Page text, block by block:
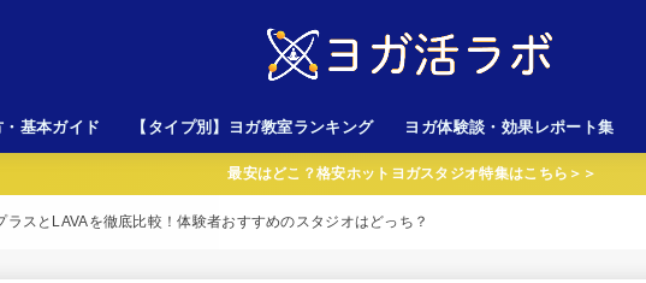
基本ガイド 【タイプ別】ヨガ教室ランキング
初心者向けスタジオ
料金が安いスタジオ
女性専用スタジオ
溶岩ホットヨガスタジオ
LAVA以外のスタジオ
ヨガ体験談・効果レポート集
LAVA（ラバ）
CALDO（カルド）
最安はどこ？格安ホットヨガスタジオ特集はこちら＞＞
ラスとLAVAを徹底比較！体験者おすすめのスタジオはどっち？